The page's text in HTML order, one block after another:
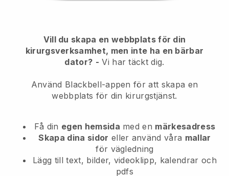
Vill du skapa en webbplats för din
kirurgsverksamhet, men inte ha en bärbar
dator? - Vi har täckt dig.
Använd Blackbell-appen för att skapa en
webbplats för din kirurgstjänst.
Få din egen hemsida med en märkesadress
Skapa dina sidor eller använd våra mallar
för vägledning
Lägg till text, bilder, videoklipp, kalendrar och
pdfs